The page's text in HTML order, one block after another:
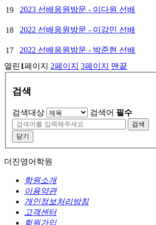
19
2023 선배응원방문 - 이다원 선배
18
2022 선배응원방문 - 이강민 선배
17
2022 선배응원방문 - 박준현 선배
열린1페이지 2페이지 3페이지 맨끝
검색
검색대상 검색어 필수
검색
닫기
더진영어학원
학원소개
이용약관
개인정보처리방침
고객센터
회원가입